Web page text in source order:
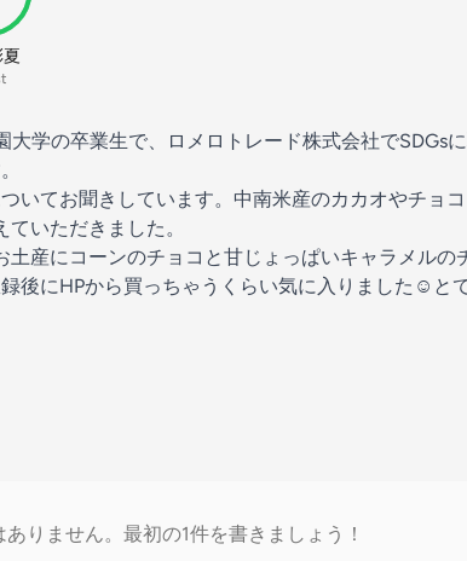
学の卒業生で、ロメロトレード株式会社でSDGs
いてお聞きしています。中南米産のカカオやチョ
いただきました。
産にコーンのチョコと甘じょっぱいキャラメルの
後にHPから買っちゃうくらい気に入りました☺️と
ありません。最初の1件を書きましょう！